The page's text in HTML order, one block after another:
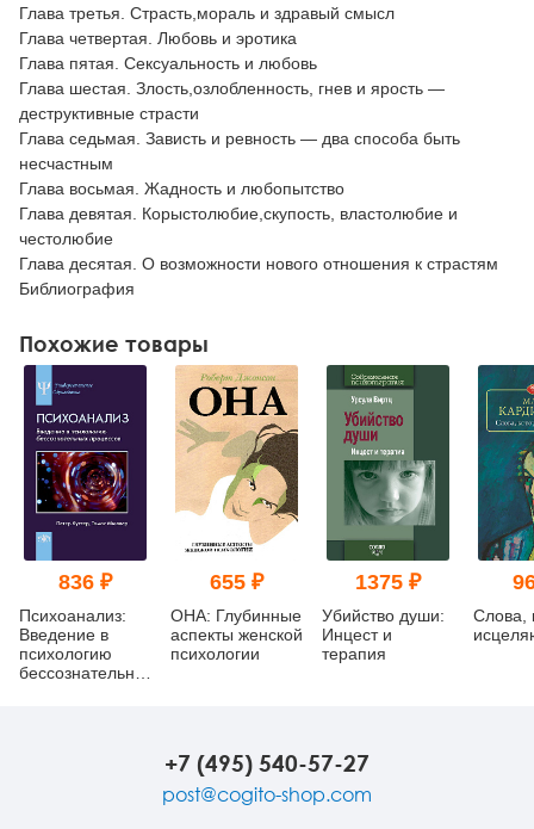
Глава третья. Страсть,мораль и здравый смысл
Глава четвертая. Любовь и эротика
Глава пятая. Сексуальность и любовь
Глава шестая. Злость,озлобленность, гнев и ярость —
деструктивные страсти
Глава седьмая. Зависть и ревность — два способа быть
несчастным
Глава восьмая. Жадность и любопытство
Глава девятая. Корыстолюбие,скупость, властолюбие и
честолюбие
Глава десятая. О возможности нового отношения к страстям
Библиография
Похожие товары
836 ₽
Психоанализ:
Введение в
психологию
бессознательных
655 ₽
ОНА: Глубинные
аспекты женской
психологии
1375 ₽
Убийство души:
Инцест и
терапия
Слова,
+7 (495) 540-57-27
post@cogito-shop.com